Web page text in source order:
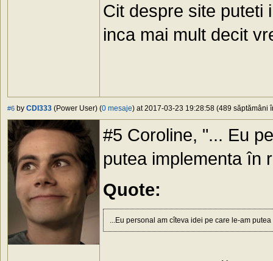
Cit despre site puteti
inca mai mult decit
#6 by CDI333 (Power User) (0 mesaje) at 2017-03-23 19:28:58 (489 săptămâni
#5 Coroline, "... Eu
putea implementa în
Quote:
...Eu personal am cîteva idei pe care le-am